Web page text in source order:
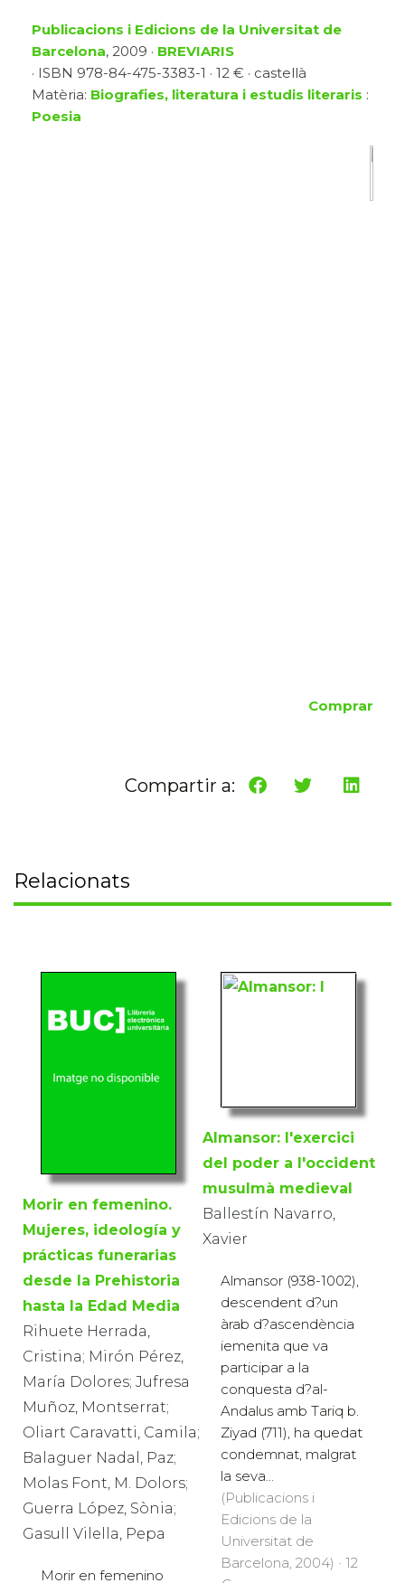
Publicacions i Edicions de la Universitat de
Barcelona, 2009 · BREVIARIS
· ISBN 978-84-475-3383-1 · 12 € · castellà
Matèria: Biografies, literatura i estudis literaris :
Poesia
Comprar
Compartir a:
Relacionats
Morir en femenino.
Mujeres, ideología y
prácticas funerarias
desde la Prehistoria
hasta la Edad Media
Rihuete Herrada,
Cristina; Mirón Pérez,
María Dolores; Jufresa
Muñoz, Montserrat;
Oliart Caravatti, Camila;
Balaguer Nadal, Paz;
Molas Font, M. Dolors;
Guerra López, Sònia;
Gasull Vilella, Pepa
Morir en femenino
Almansor: l'exercici
del poder a l'occident
musulmà medieval
Ballestín Navarro,
Xavier
Almansor (938-1002),
descendent d?un
àrab d?ascendència
iemenita que va
participar a la
conquesta d?al-
Andalus amb Tariq b.
Ziyad (711), ha quedat
condemnat, malgrat
la seva...
(Publicacions i
Edicions de la
Universitat de
Barcelona, 2004) · 12